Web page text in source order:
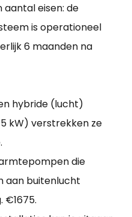
aantal eisen: de
is operationeel
6 maanden na
hybride (lucht)
kW) verstrekken ze
die
aan buitenlucht
€1675.